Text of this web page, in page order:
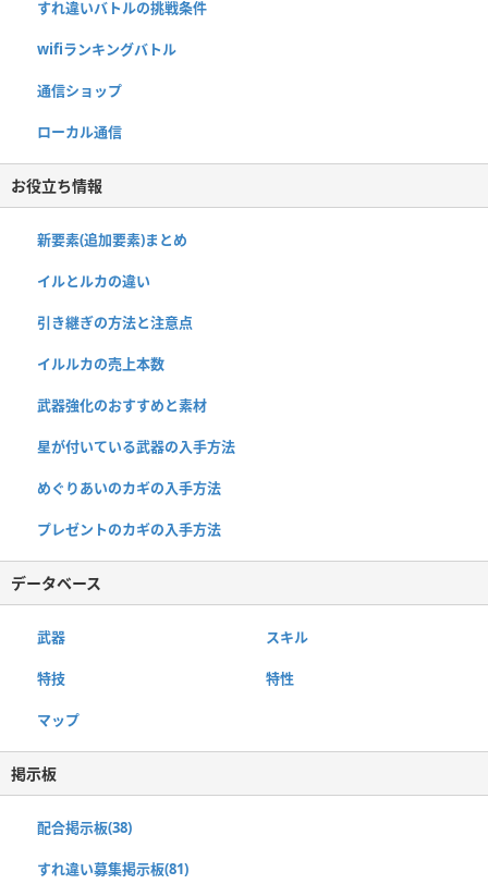
すれ違いバトルの挑戦条件
wifiランキングバトル
通信ショップ
ローカル通信
お役立ち情報
新要素(追加要素)まとめ
イルとルカの違い
引き継ぎの方法と注意点
イルルカの売上本数
武器強化のおすすめと素材
星が付いている武器の入手方法
めぐりあいのカギの入手方法
プレゼントのカギの入手方法
データベース
武器 スキル
特技 特性
マップ
掲示板
配合掲示板(38)
すれ違い募集掲示板(81)